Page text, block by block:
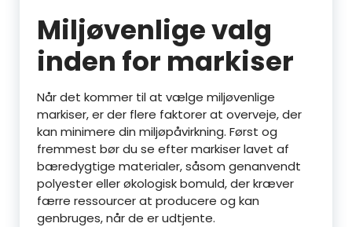
Miljøvenlige valg
inden for markiser
Når det kommer til at vælge miljøvenlige
markiser, er der flere faktorer at overveje, der
kan minimere din miljøpåvirkning. Først og
fremmest bør du se efter markiser lavet af
bæredygtige materialer, såsom genanvendt
polyester eller økologisk bomuld, der kræver
færre ressourcer at producere og kan
genbruges, når de er udtjente.